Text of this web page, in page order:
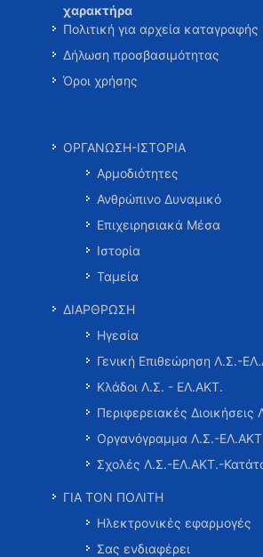
χαρακτήρα
Πολιτική για αρχεία
Δήλωση προσβασιμότητας
Όροι χρήσης
ΟΡΓΑΝΩΣΗ-ΙΣΤΟΡΙΑ
Αρμοδιότητες
Ανθρώπινο Δυναμικό
Επιχειρησιακά Μέσα
Ιστορία
Ταμεία
ΔΙΑΡΘΡΩΣΗ
Ηγεσία
Γενική Επιθεώρηση Λ.Σ.-
Κλάδοι Λ.Σ. - ΕΛ.ΑΚΤ.
Περιφερειακές
Οργανόγραμμα Λ.Σ.-
Σχολές Λ.Σ.-ΕΛ.ΑΚΤ.-
ΓΙΑ ΤΟΝ ΠΟΛΙΤΗ
Ηλεκτρονικές εφαρμογές
Σας ενδιαφέρει